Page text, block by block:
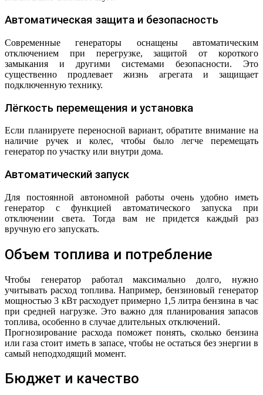
Автоматическая защита и безопасность
Современные генераторы оснащены автоматическим
отключением при перегрузке, защитой от короткого
замыкания и другими системами безопасности. Это
существенно продлевает жизнь агрегата и защищает
подключенную технику.
Лёгкость перемещения и установка
Если планируете переносной вариант, обратите внимание на
наличие ручек и колес, чтобы было легче перемещать
генератор по участку или внутри дома.
Автоматический запуск
Для постоянной автономной работы очень удобно иметь
генератор с функцией автоматического запуска при
отключении света. Тогда вам не придется каждый раз
вручную его запускать.
Объем топлива и потребление
Чтобы генератор работал максимально долго, нужно
учитывать расход топлива. Например, бензиновый генератор
мощностью 3 кВт расходует примерно 1,5 литра бензина в час
при средней нагрузке. Это важно для планирования запасов
топлива, особенно в случае длительных отключений.
Прогнозирование расхода поможет понять, сколько бензина
или газа стоит иметь в запасе, чтобы не остаться без энергии в
самый неподходящий момент.
Бюджет и качество